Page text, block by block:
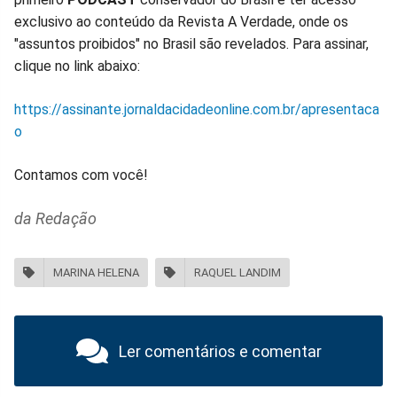
exclusivo ao conteúdo da Revista A Verdade, onde os
"assuntos proibidos" no Brasil são revelados. Para assinar,
clique no link abaixo:
https://assinante.jornaldacidadeonline.com.br/apresentaca
o
Contamos com você!
da Redação
MARINA HELENA RAQUEL LANDIM
Ler comentários e comentar